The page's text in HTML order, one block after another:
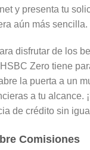
y presenta tu
aún más sencilla.
disfrutar de los
Zero tiene
la puerta a un
a tu alcance.
de crédito sin
Comisiones